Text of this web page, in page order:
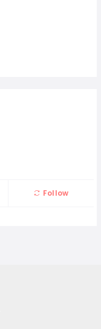
Follow